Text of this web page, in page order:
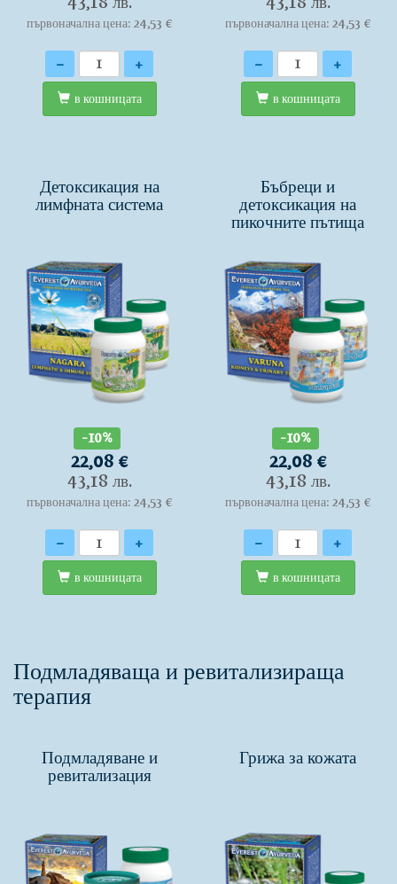
първоначална цена: 24,53 €
Количество
- +
в кошницата
първоначална цена: 24,53 €
Количество
- +
в кошницата
Детоксикация на
лимфната система
-10%
22,08 €
43,18 лв.
първоначална цена: 24,53 €
Количество
- +
в кошницата
Бъбреци и
детоксикация на
пикочните пътища
-10%
22,08 €
43,18 лв.
първоначална цена: 24,53 €
Количество
- +
в кошницата
Подмладяваща и ревитализираща
терапия
Подмладяване и
ревитализация
Грижа за кожата